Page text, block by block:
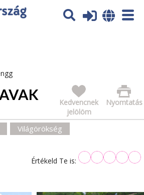
használ. További tájékoztatás itt:
Nyomtatás
Kedvencnek
jelölöm
Világörökség
Értékeld Te is: